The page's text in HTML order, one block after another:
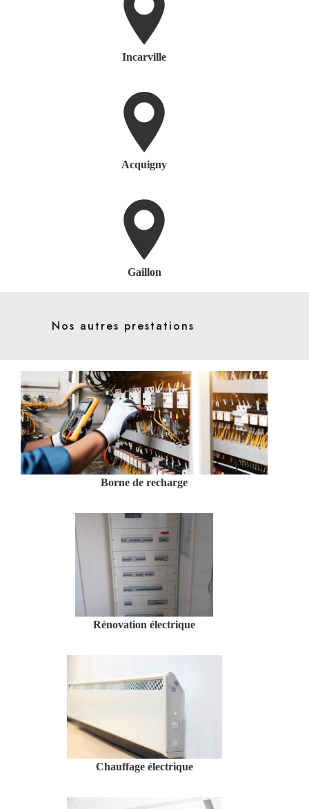
Incarville
Acquigny
Gaillon
Nos autres prestations
Borne de recharge
Rénovation électrique
Chauffage électrique